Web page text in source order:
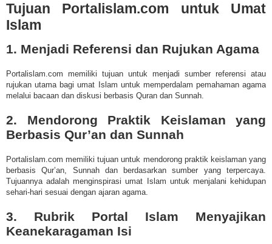
Tujuan Portalislam.com untuk Umat
Islam
1. Menjadi Referensi dan Rujukan Agama
Portalislam.com memiliki tujuan untuk menjadi sumber referensi atau
rujukan utama bagi umat Islam untuk memperdalam pemahaman agama
melalui bacaan dan diskusi berbasis Quran dan Sunnah.
2. Mendorong Praktik Keislaman yang
Berbasis Qur’an dan Sunnah
Portalislam.com memiliki tujuan untuk mendorong praktik keislaman yang
berbasis Qur’an, Sunnah dan berdasarkan sumber yang terpercaya.
Tujuannya adalah menginspirasi umat Islam untuk menjalani kehidupan
sehari-hari sesuai dengan ajaran agama.
3. Rubrik Portal Islam Menyajikan
Keanekaragaman Isi